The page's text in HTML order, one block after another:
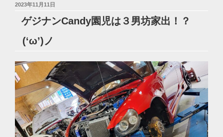
投
日:
2023年11月11日
ゲジナンCandy園児は３男坊家出！？
(‘ω’)ノ